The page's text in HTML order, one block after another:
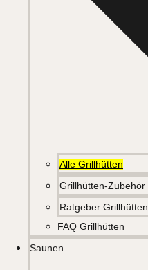
Alle Grillhütten
Grillhütten-Zubehör
Ratgeber Grillhütten
FAQ Grillhütten
Saunen